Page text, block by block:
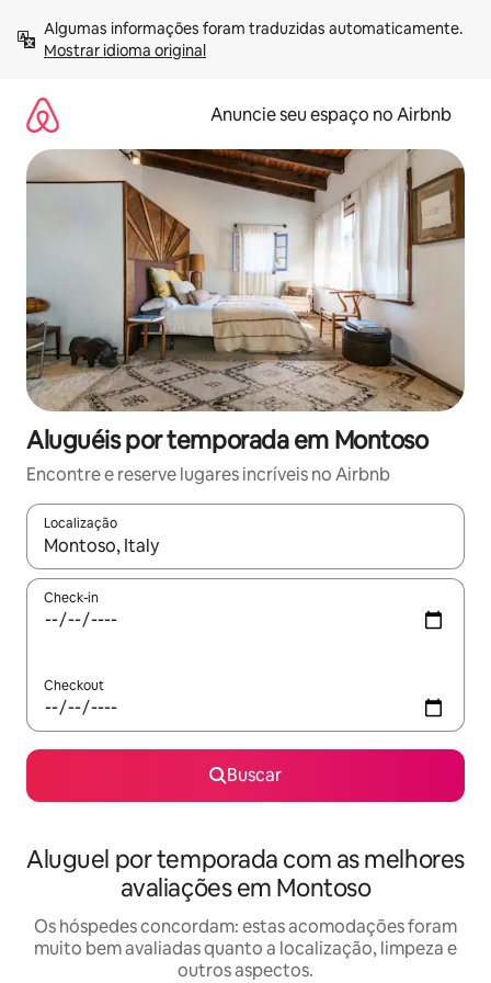
para
Mostrar idioma original
Anuncie seu espaço no Airbnb
Aluguéis por temporada em Montoso
Encontre e reserve lugares incríveis no Airbnb
Localização
Quando os resultados estiverem disponíveis, explore-os
Check-in
Checkout
Buscar
Aluguel por temporada com as melhores
avaliações em Montoso
Os hóspedes concordam: estas acomodações foram
muito bem avaliadas quanto a localização, limpeza e
outros aspectos.